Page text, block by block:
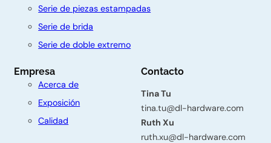
Serie de piezas estampadas
Serie de brida
Serie de doble extremo
Empresa
Acerca de
Exposición
Calidad
Contacto
Tina Tu
tina.tu@dl-hardware.com
Ruth Xu
ruth.xu@dl-hardware.com